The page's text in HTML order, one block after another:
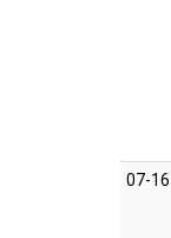
07‑16